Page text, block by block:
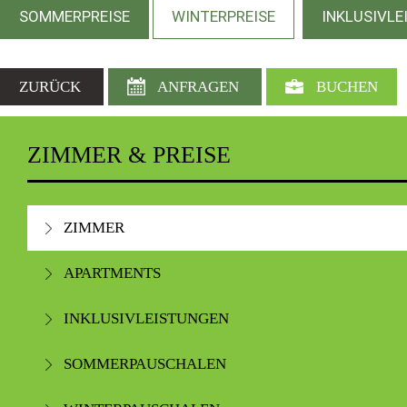
SOMMERPREISE WINTERPREISE
ZURÜCK ANFRAGEN BUCHEN
ZIMMER & PREISE
ZIMMER
APARTMENTS
INKLUSIVLEISTUNGEN
SOMMERPAUSCHALEN